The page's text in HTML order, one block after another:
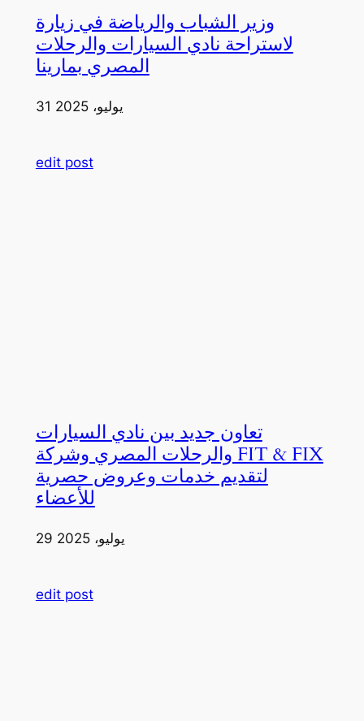
وزير الشباب والرياضة في زيارة
لاستراحة نادي السيارات والرحلات
المصري بمارينا
31 يوليو، 2025
edit post
تعاون جديد بين نادي السيارات
والرحلات المصري وشركة FIT & FIX
لتقديم خدمات وعروض حصرية
للأعضاء
29 يوليو، 2025
edit post